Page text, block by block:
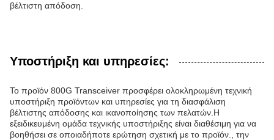
βέλτιστη απόδοση.
Υποστήριξη και υπηρεσίες:
Το προϊόν 800G Transceiver προσφέρει ολοκληρωμένη τεχνική
υποστήριξη προϊόντων και υπηρεσίες για τη διασφάλιση
βέλτιστης απόδοσης και ικανοποίησης των πελατών.Η
εξειδικευμένη ομάδα τεχνικής υποστήριξης είναι διαθέσιμη για να
βοηθήσει σε οποιαδήποτε ερώτηση σχετική με το προϊόν., την